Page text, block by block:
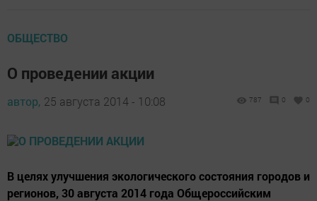
ОБЩЕСТВО
О проведении акции
автор, 25 августа 2014 - 10:08 787 0 0
В целях улучшения экологического состояния городов и
регионов, 30 августа 2014 года Общероссийским